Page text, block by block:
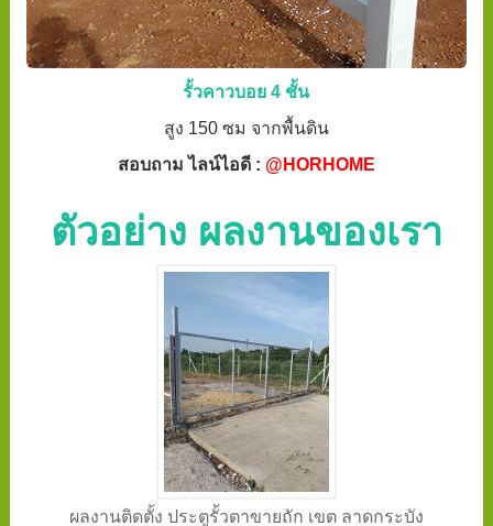
รั้วคาวบอย 4 ชั้น
สูง 150 ซม จากพื้นดิน
สอบถาม ไลน์ไอดี : @HORHOME
ตัวอย่าง ผลงานของเรา
ผลงานติดตั้ง ประตูรั้วตาขายถัก เขต ลาดกระบัง